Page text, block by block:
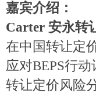
嘉宾介绍：
Carter 安永转
在中国转让定
应对BEPS行
转让定价风险